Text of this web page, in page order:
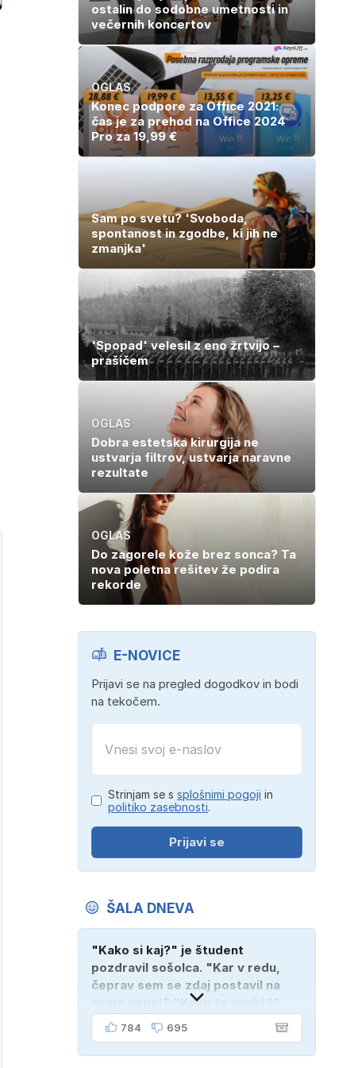
ostalin do sodobne umetnosti in
večernih koncertov
OGLAS
Konec podpore za Office 2021:
čas je za prehod na Office 2024
Pro za 19,99 €
Sam po svetu? 'Svoboda,
spontanost in zgodbe, ki jih ne
zmanjka'
'Spopad' velesil z eno žrtvijo –
prašičem
OGLAS
Dobra estetska kirurgija ne
ustvarja filtrov, ustvarja naravne
rezultate
OGLAS
Do zagorele kože brez sonca? Ta
nova poletna rešitev že podira
rekorde
E-NOVICE
Prijavi se na pregled dogodkov in bodi
na tekočem.
Strinjam se s splošnimi pogoji in
politiko zasebnosti.
Prijavi se
ŠALA DNEVA
"Kako si kaj?" je študent
pozdravil sošolca. "Kar v redu,
čeprav sem se zdaj postavil na
svoje noge!" "Kako to misliš?"
"Oče mi je vzel avto!"
784 695